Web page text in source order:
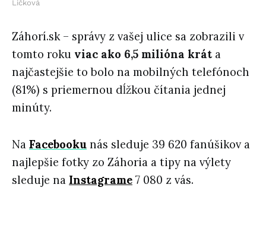
Ličková
Záhorí.sk – správy z vašej ulice sa zobrazili v
tomto roku viac ako 6,5 milióna krát a
najčastejšie to bolo na mobilných telefónoch
(81%) s priemernou dĺžkou čítania jednej
minúty.
Na Facebooku nás sleduje 39 620 fanúšikov a
najlepšie fotky zo Záhoria a tipy na výlety
sleduje na Instagrame 7 080 z vás.